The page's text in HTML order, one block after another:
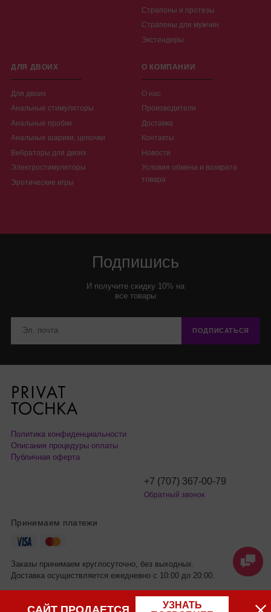
Страпоны и протезы
Страпоны для мужчин
Экстендеры
ДЛЯ ДВОИХ
Для двоих
Анальные стимуляторы
Анальные пробки
Анальные шарики, цепочки
Вибраторы для двоих
Электростимуляторы
Эротические игры
О КОМПАНИИ
О нас
Производители
Доставка
Контакты
Новости
Условия обмена и возврата
товара
Подпишись
И получите скидку 10% на
все товары
ПОДПИСАТЬСЯ
Политика конфиденциальности
Описания процедуры оплаты
Публичная оферта
+7 (707) 367-00-79
Обратный звонок
Принимаем платежи
Заказы принимаем круглосуточно, без выходных.
Доставка осуществляется ежедневно с 10:00 до 20:00.
САЙТ ПРОДАЕТСЯ
УЗНАТЬ